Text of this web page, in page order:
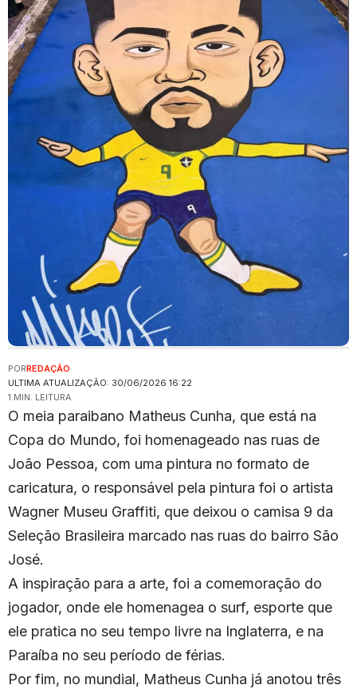
ULTIMA ATUALIZAÇÃO: 30/06/2026 16:22
PORREDAÇÃO
1 MIN. LEITURA
O meia paraibano Matheus Cunha, que está na
Copa do Mundo, foi homenageado nas ruas de
João Pessoa, com uma pintura no formato de
caricatura, o responsável pela pintura foi o artista
Wagner Museu Graffiti, que deixou o camisa 9 da
Seleção Brasileira marcado nas ruas do bairro São
José.
A inspiração para a arte, foi a comemoração do
jogador, onde ele homenagea o surf, esporte que
ele pratica no seu tempo livre na Inglaterra, e na
Paraíba no seu período de férias.
Por fim, no mundial, Matheus Cunha já anotou três